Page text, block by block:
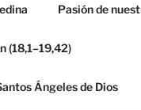
Pasión de
(18,1–19,42)
Ángeles de Dios